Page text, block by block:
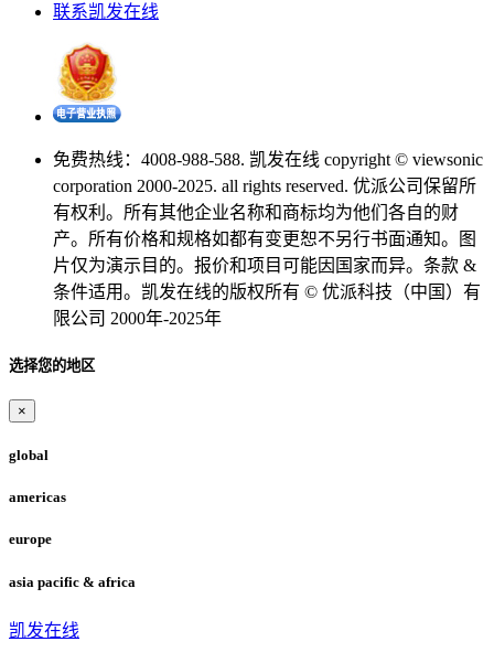
联系凯发在线
免费热线：4008-988-588. 凯发在线 copyright © viewsonic
corporation 2000-2025. all rights reserved. 优派公司保留所
有权利。所有其他企业名称和商标均为他们各自的财
产。所有价格和规格如都有变更恕不另行书面通知。图
片仅为演示目的。报价和项目可能因国家而异。条款 &
条件适用。凯发在线的版权所有 © 优派科技（中国）有
限公司 2000年-2025年
选择您的地区
×
global
americas
europe
asia pacific & africa
凯发在线